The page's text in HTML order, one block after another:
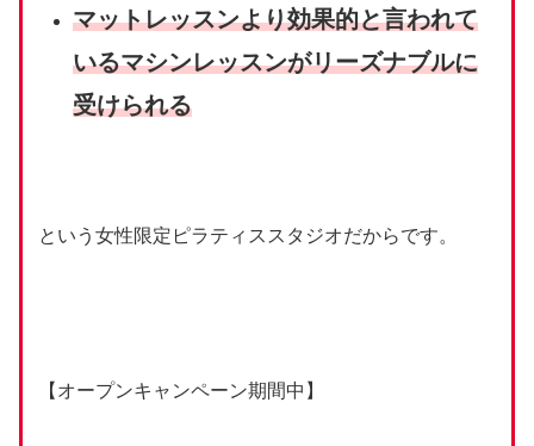
マットレッスンより効果的と言われて
いるマシンレッスンがリーズナブルに
受けられる
という女性限定ピラティススタジオだからです。
【オープンキャンペーン期間中】